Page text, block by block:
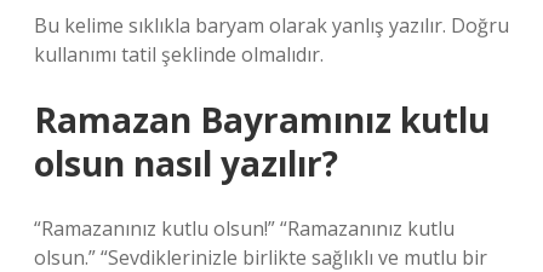
Bu kelime sıklıkla baryam olarak yanlış yazılır. Doğru
kullanımı tatil şeklinde olmalıdır.
Ramazan Bayramınız kutlu
olsun nasıl yazılır?
“Ramazanınız kutlu olsun!” “Ramazanınız kutlu
olsun.” “Sevdiklerinizle birlikte sağlıklı ve mutlu bir